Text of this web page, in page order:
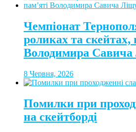
Чемпіонат
роликах та скейтах,
Володимира Савича
8 Червня, 2026
Помилки при
на скейтборді